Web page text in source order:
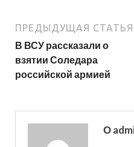
ПРЕДЫДУЩАЯ СТАТЬЯ
В ВСУ рассказали о
взятии Соледара
российской армией
О